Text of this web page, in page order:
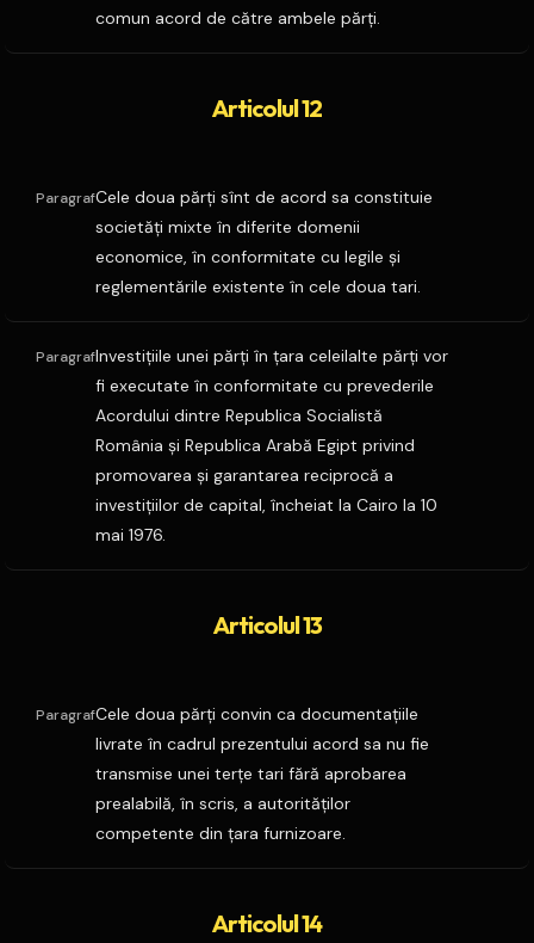
comun acord de către ambele părţi.
Articolul 12
ParagrafCele doua părţi sînt de acord sa constituie
societăţi mixte în diferite domenii
economice, în conformitate cu legile şi
reglementările existente în cele doua tari.
ParagrafInvestiţiile unei părţi în ţara celeilalte părţi vor
fi executate în conformitate cu prevederile
Acordului dintre Republica Socialistă
România şi Republica Arabă Egipt privind
promovarea şi garantarea reciprocă a
investiţiilor de capital, încheiat la Cairo la 10
mai 1976.
Articolul 13
ParagrafCele doua părţi convin ca documentaţiile
livrate în cadrul prezentului acord sa nu fie
transmise unei terţe tari fără aprobarea
prealabilă, în scris, a autorităţilor
competente din ţara furnizoare.
Articolul 14